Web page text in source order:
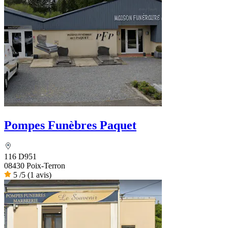
Pompes Funèbres Paquet
116 D951
08430 Poix-Terron
5 /5 (1 avis)